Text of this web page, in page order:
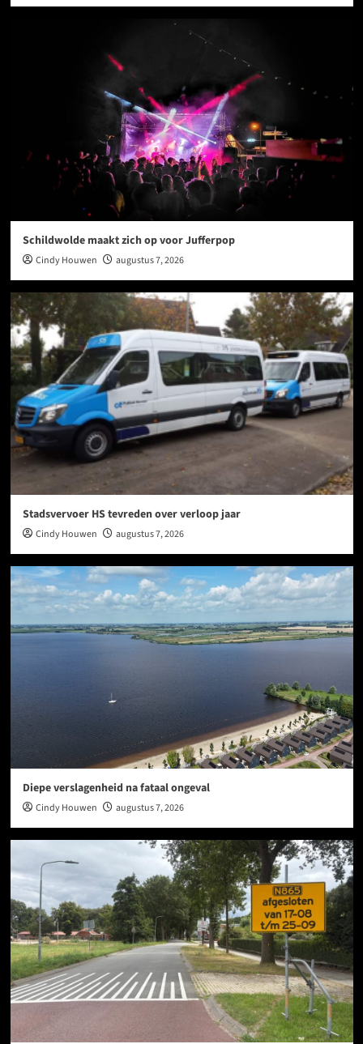
Schildwolde maakt zich op voor Jufferpop
Cindy Houwen augustus 7, 2026
Stadsvervoer HS tevreden over verloop jaar
Cindy Houwen augustus 7, 2026
Diepe verslagenheid na fataal ongeval
Cindy Houwen augustus 7, 2026